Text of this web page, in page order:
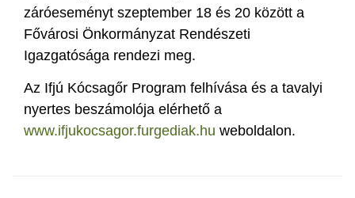
záróeseményt szeptember 18 és 20 között a
Fővárosi Önkormányzat Rendészeti
Igazgatósága rendezi meg.
Az Ifjú Kócsagőr Program felhívása és a tavalyi
nyertes beszámolója elérhető a
www.ifjukocsagor.furgediak.hu weboldalon.